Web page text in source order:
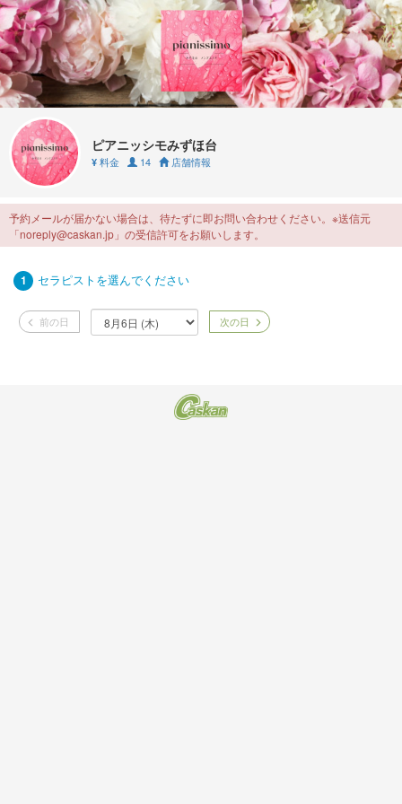
ピアニッシモみずほ台
¥ 料金 14 店舗情報
予約メールが届かない場合は、待たずに即お問い合わせください。※送信元
「noreply@caskan.jp」の受信許可をお願いします。
1 セラピストを選んでください
前の日 次の日